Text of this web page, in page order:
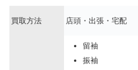
買取方法 店頭・出張・宅配
留袖
振袖